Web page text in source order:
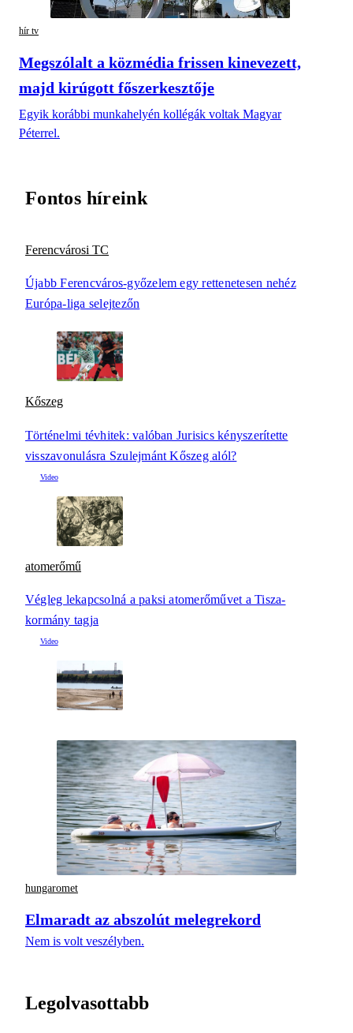
hír tv
Megszólalt a közmédia frissen kinevezett,
majd kirúgott főszerkesztője
Egyik korábbi munkahelyén kollégák voltak Magyar
Péterrel.
Fontos híreink
Ferencvárosi TC
Újabb Ferencváros-győzelem egy rettenetesen nehéz
Európa-liga selejtezőn
Kőszeg
Történelmi tévhitek: valóban Jurisics kényszerítette
visszavonulásra Szulejmánt Kőszeg alól?
atomerőmű
Végleg lekapcsolná a paksi atomerőművet a Tisza-
kormány tagja
hungaromet
Elmaradt az abszolút melegrekord
Nem is volt veszélyben.
Legolvasottabb